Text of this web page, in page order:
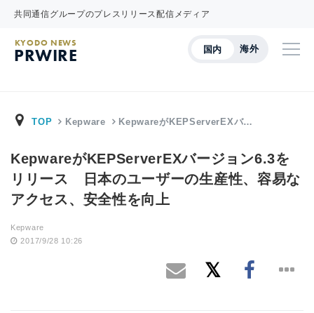
共同通信グループのプレスリリース配信メディア
国内 海外
KYODO NEWS
PRWIRE
TOP Kepware KepwareがKEPServerEXバ…
KepwareがKEPServerEXバージョン6.3を
リリース 日本のユーザーの生産性、容易な
アクセス、安全性を向上
Kepware
2017/9/28 10:26